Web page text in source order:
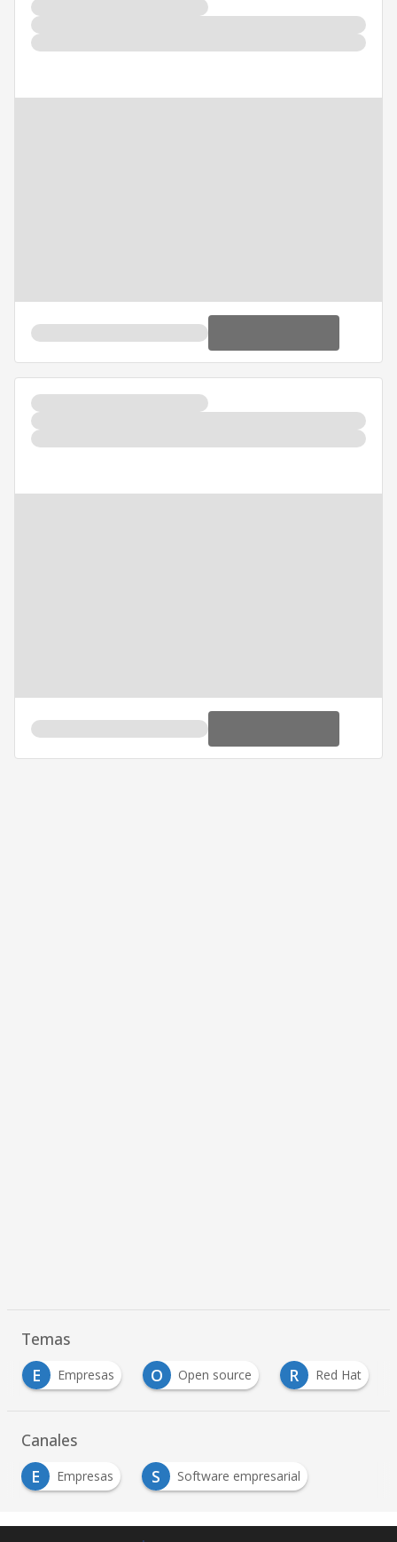
Temas
E
Empresas O Open source R Red Hat
Canales
E
Empresas S Software empresarial